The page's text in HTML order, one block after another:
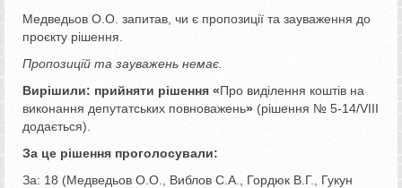
Медведьов О.О. запитав, чи є пропозиції та зауваження до
проєкту рішення.
Пропозицій та зауважень немає.
Вирішили: прийняти рішення «Про виділення коштів на
виконання депутатських повноважень» (рішення № 5-14/VІІІ
додається).
За це рішення проголосували:
За: 18 (Медведьов О.О., Виблов С.А., Гордюк В.Г., Гукун